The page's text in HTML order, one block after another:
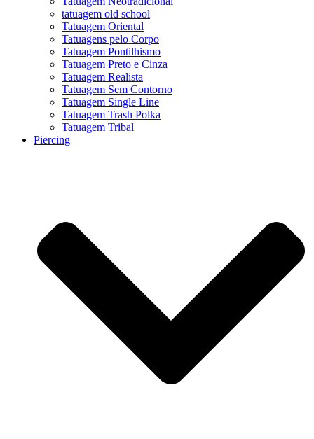
tatuagem old school
Tatuagem Oriental
Tatuagens pelo Corpo
Tatuagem Pontilhismo
Tatuagem Preto e Cinza
Tatuagem Realista
Tatuagem Sem Contorno
Tatuagem Single Line
Tatuagem Trash Polka
Tatuagem Tribal
Piercing